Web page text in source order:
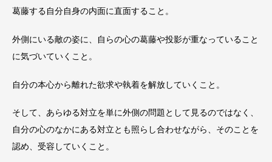
葛藤する自分自身の内面に直面すること。
外側にいる敵の姿に、自らの心の葛藤や投影が重なっていること
に気づいていくこと。
自分の本心から離れた欲求や執着を解放していくこと。
そして、あらゆる対立を単に外側の問題として見るのではなく、
自分の心のなかにある対立とも照らし合わせながら、そのことを
認め、受容していくこと。